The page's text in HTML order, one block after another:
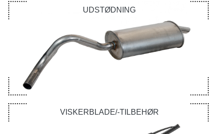
UDSTØDNING
VISKERBLADE/-TILBEHØR